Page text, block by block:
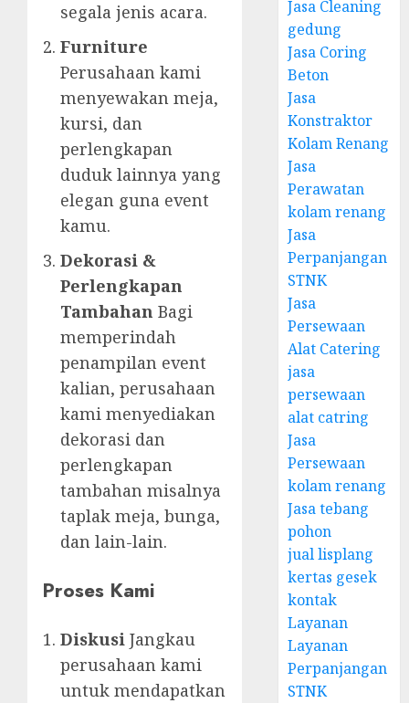
segala jenis acara.
Furniture
Perusahaan kami
menyewakan meja,
kursi, dan
perlengkapan
duduk lainnya yang
elegan guna event
kamu.
Dekorasi &
Perlengkapan
Tambahan Bagi
memperindah
penampilan event
kalian, perusahaan
kami menyediakan
dekorasi dan
perlengkapan
tambahan misalnya
taplak meja, bunga,
dan lain-lain.
Proses Kami
Diskusi Jangkau
perusahaan kami
untuk mendapatkan
Jasa Cleaning
gedung
Jasa Coring
Beton
Jasa
Konstraktor
Kolam Renang
Jasa
Perawatan
kolam renang
Jasa
Perpanjangan
STNK
Jasa
Persewaan
Alat Catering
jasa
persewaan
alat catring
Jasa
Persewaan
kolam renang
Jasa tebang
pohon
jual lisplang
kertas gesek
kontak
Layanan
Layanan
Perpanjangan
STNK